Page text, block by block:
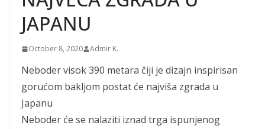
JAPANU
October 8, 2020 Admir K.
Neboder visok 390 metara čiji je dizajn inspirisan
gorućom bakljom postat će najviša zgrada u
Japanu
Neboder će se nalaziti iznad trga ispunjenog